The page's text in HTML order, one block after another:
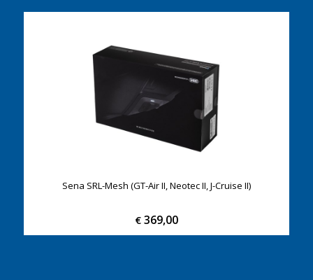
Sena SRL-Mesh (GT-Air II, Neotec II, J-Cruise II)
€369,00